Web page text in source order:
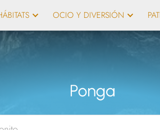
OCIO Y DIVERSIÓN
Ponga